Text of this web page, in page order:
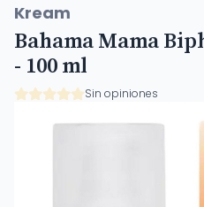
Kream
Bahama Mama
- 100 ml
Sin opiniones